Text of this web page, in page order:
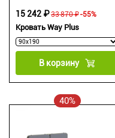
Кровать Way Plus
33 870 ₽
15 242 ₽ -55%
В корзину
40%